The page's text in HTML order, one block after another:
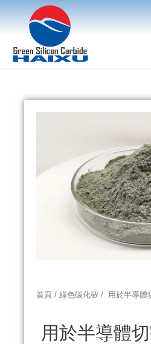
首頁 / 綠色碳化矽 / 用於半導體
用於半導體